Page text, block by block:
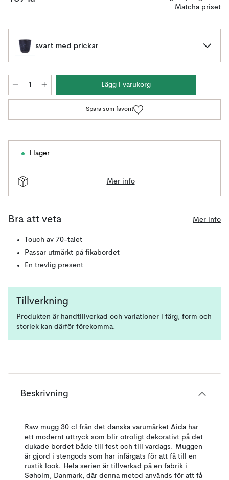
Matcha priset
svart med prickar
Lägg i varukorg
Spara som favorit
I lager
Mer info
Bra att veta Mer info
Touch av 70-talet
Passar utmärkt på fikabordet
En trevlig present
Tillverkning
Produkten är handtillverkad och variationer i färg, form och
storlek kan därför förekomma.
Beskrivning
Raw mugg 30 cl från det danska varumärket Aida har
ett modernt uttryck som blir otroligt dekorativt på det
dukade bordet både till fest och till vardags. Muggen
är gjord i stengods som har infärgats för att få till en
rustik look. Hela serien är tillverkad på en fabrik i
Søholm, Danmark, där denna metod används för att få